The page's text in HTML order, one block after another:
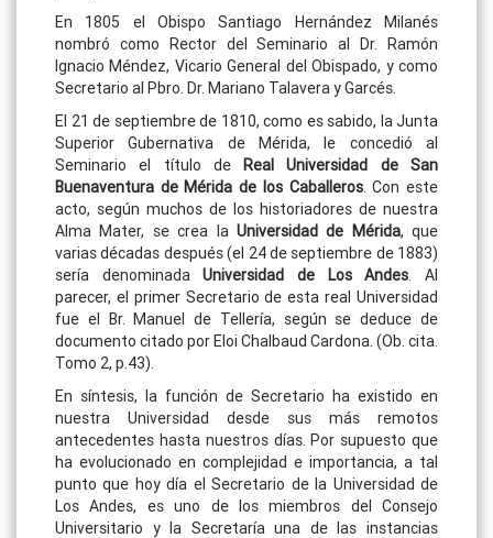
En 1805 el Obispo Santiago Hernández Milanés
nombró como Rector del Seminario al Dr. Ramón
Ignacio Méndez, Vicario General del Obispado, y como
Secretario al Pbro. Dr. Mariano Talavera y Garcés.
El 21 de septiembre de 1810, como es sabido, la Junta
Superior Gubernativa de Mérida, le concedió al
Seminario el título de Real Universidad de San
Buenaventura de Mérida de los Caballeros. Con este
acto, según muchos de los historiadores de nuestra
Alma Mater, se crea la Universidad de Mérida, que
varias décadas después (el 24 de septiembre de 1883)
sería denominadaUniversidad de Los Andes . Al
parecer, el primer Secretario de esta real Universidad
fue el Br. Manuel de Tellería, según se deduce de
documento citado por Eloi Chalbaud Cardona. (Ob. cita.
Tomo 2, p.43).
En síntesis, la función de Secretario ha existido en
nuestra Universidad desde sus más remotos
antecedentes hasta nuestros días. Por supuesto que
ha evolucionado en complejidad e importancia, a tal
punto que hoy día el Secretario de la Universidad de
Los Andes, es uno de los miembros del Consejo
Universitario y la Secretaría una de las instancias